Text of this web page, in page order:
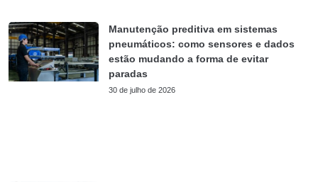
Manutenção preditiva em sistemas
pneumáticos: como sensores e dados
estão mudando a forma de evitar
paradas
30 de julho de 2026